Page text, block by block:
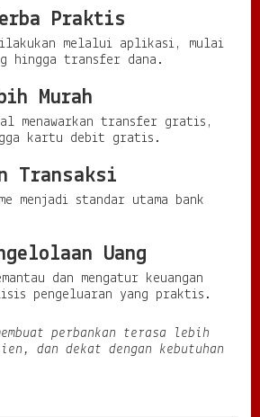
Praktis
melalui aplikasi, mulai
hingga transfer dana.
Murah
menawarkan transfer gratis,
kartu debit gratis.
Transaksi
menjadi standar utama bank
Uang
dan mengatur keuangan
pengeluaran yang praktis.
perbankan terasa lebih
dan dekat dengan kebutuhan